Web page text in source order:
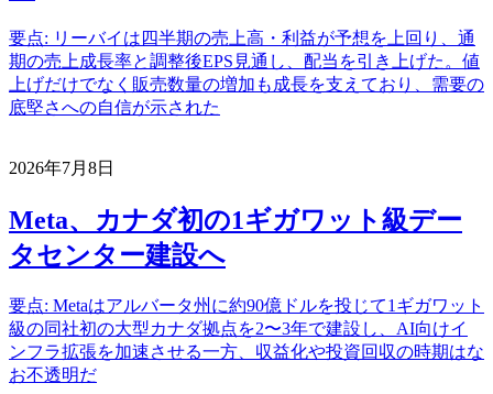
要点: リーバイは四半期の売上高・利益が予想を上回り、通
期の売上成長率と調整後EPS見通し、配当を引き上げた。値
上げだけでなく販売数量の増加も成長を支えており、需要の
底堅さへの自信が示された
2026年7月8日
Meta、カナダ初の1ギガワット級デー
タセンター建設へ
要点: Metaはアルバータ州に約90億ドルを投じて1ギガワット
級の同社初の大型カナダ拠点を2〜3年で建設し、AI向けイ
ンフラ拡張を加速させる一方、収益化や投資回収の時期はな
お不透明だ